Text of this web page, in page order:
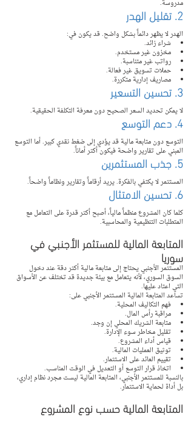
مدروسة.
2. تقليل الهدر
الهدر لا يظهر دائماً بشكل واضح. قد يكون في:
شراء زائد.
مخزون غير مستخدم.
رواتب غير متناسبة.
حملات تسويق غير فعالة.
مصاريف إدارية متكررة.
3. تحسين التسعير
لا يمكن تحديد السعر الصحيح دون معرفة التكلفة الحقيقية.
4. دعم التوسع
التوسع دون متابعة مالية قد يؤدي إلى ضغط نقدي كبير. أما التوسع
المبني على تقارير واضحة فيكون أكثر أماناً.
5. جذب المستثمرين
المستثمر لا يكتفي بالفكرة. يريد أرقاماً وتقارير ونظاماً واضحاً.
6. تحسين الامتثال
كلما كان المشروع منظماً مالياً، أصبح أكثر قدرة على التعامل مع
المتطلبات التنظيمية والمحاسبية.
المتابعة المالية للمستثمر الأجنبي في
سوريا
المستثمر الأجنبي يحتاج إلى متابعة مالية أكثر دقة عند دخول
السوق السوري، لأنه يتعامل مع بيئة جديدة قد تختلف عن الأسواق
التي اعتاد عليها.
تساعد المتابعة المالية المستثمر الأجنبي على:
فهم التكاليف المحلية.
مراقبة رأس المال.
متابعة الشريك المحلي إن وجد.
تقليل مخاطر سوء الإدارة.
قياس أداء المشروع.
توثيق العمليات المالية.
تقييم العائد على الاستثمار.
اتخاذ قرار التوسع أو التعديل في الوقت المناسب.
بالنسبة للمستثمر الأجنبي، المتابعة المالية ليست مجرد نظام إداري،
بل أداة لحماية الاستثمار.
المتابعة المالية حسب نوع المشروع